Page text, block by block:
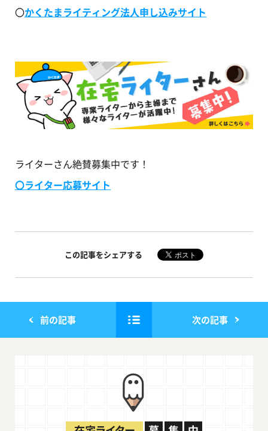
〇かくたまライティング法人申し込みサイト
ライターさん絶賛募集中です！
〇ライター応募サイト
この記事をシェアする
前の記事 次の記事